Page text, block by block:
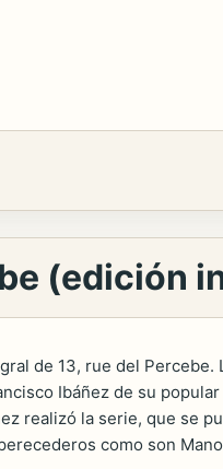
(edición
de 13, rue del
Ibáñez de su
realizó la serie, que se
como son